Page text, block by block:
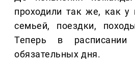
проходили так же, как у
семьей, поездки,
Теперь в расписании
обязательных дня.